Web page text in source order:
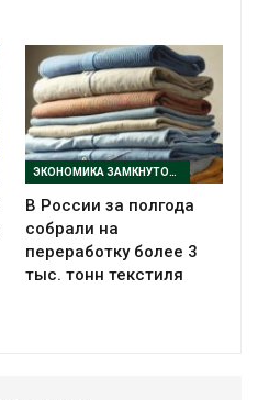
ЭКОНОМИКА ЗАМКНУТОГО ЦИКЛА
В России за полгода
собрали на
переработку более 3
тыс. тонн текстиля